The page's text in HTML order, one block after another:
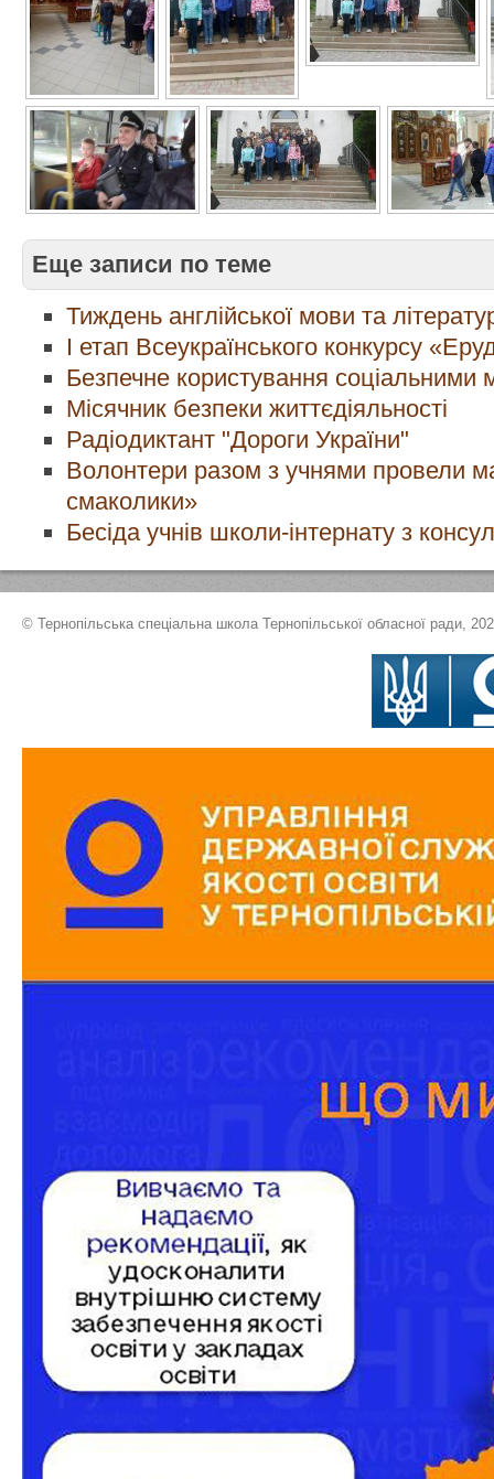
Еще записи по теме
Тиждень англійської мови та
І етап Всеукраїнського конкурсу
Безпечне користування
Місячник безпеки життєдіяльності
Радіодиктант "Дороги України"
Волонтери разом з учнями провели
смаколики»
Бесіда учнів школи-інтернату з
© Тернопільська спеціальна школа Тернопільської обласної ради,